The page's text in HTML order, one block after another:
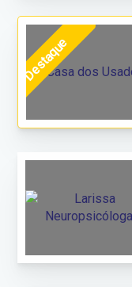
Destaque